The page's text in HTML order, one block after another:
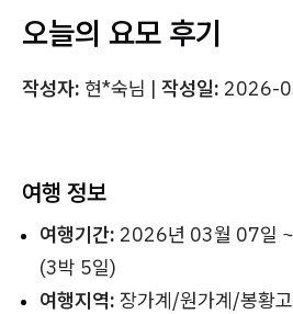
오늘의 요모 후기
작성자: 현*숙님 | 작성일: 2026-
여행 정보
여행기간: 2026년 03월 07일
(3박 5일)
여행지역: 장가계/원가계/봉황